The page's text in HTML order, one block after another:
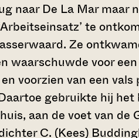
naar De La Mar maar
te
Ze
waarschuwde voor
voorzien van een
gebruikte hij
aan de voet van
C. (Kees)